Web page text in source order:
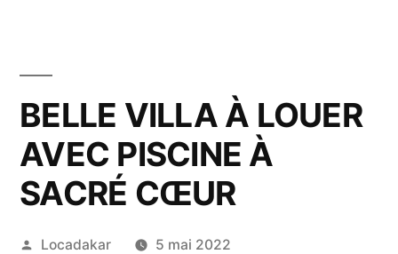
BELLE VILLA À LOUER
AVEC PISCINE À
SACRÉ CŒUR
Publié
Locadakar 5 mai 2022